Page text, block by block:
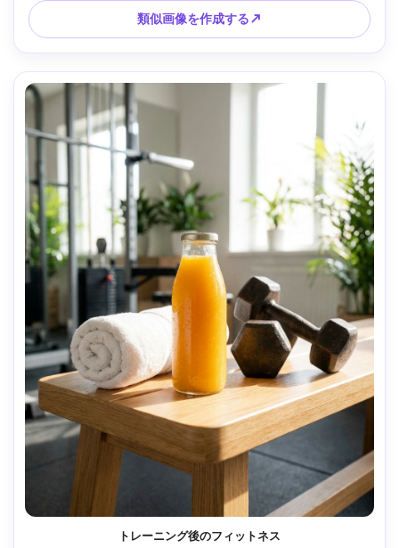
類似画像を作成する↗
トレーニング後のフィットネス